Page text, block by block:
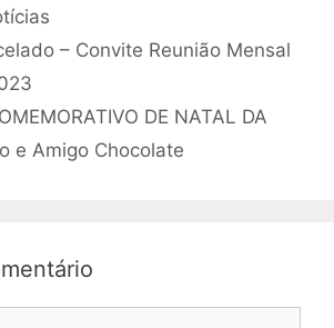
– Convite Reunião Mensal
DE NATAL DA
e Amigo Chocolate